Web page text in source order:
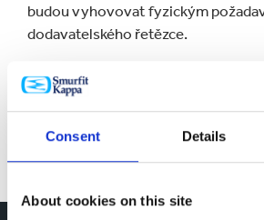
Consent Details
About cookies on this site
budou vyhovovat fyzickým
dodavatelského řetězce.